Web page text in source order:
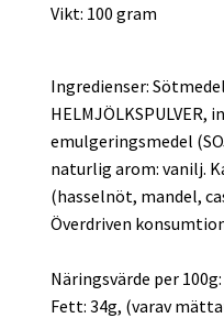
Vikt: 100 gram
Ingredienser:
HELMJÖLKSPULVER,
emulgeringsmedel
naturlig arom: vanilj.
(hasselnöt, mandel,
Överdriven
Näringsvärde per
Fett: 34g, (varav